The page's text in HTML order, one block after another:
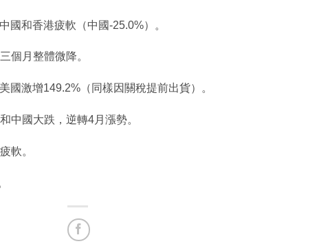
國和香港疲軟（中國-25.0%）。
個月整體微降。
國激增149.2%（同樣因關稅提前出貨）。
中國大跌，逆轉4月漲勢。
軟。